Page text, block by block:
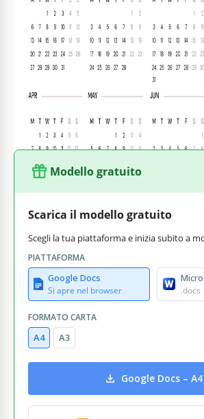
Statistiche di utilizzo
3
Caratteristiche principali di
Parents , School
Stile
Modello gratuito
Scarica il modello gratuito
Scegli la tua piattaforma e inizia subito a
PIATTAFORMA
Google Docs
Si apre nel browser .docs
FORMATO CARTA
A4 A3
Google Docs – A4